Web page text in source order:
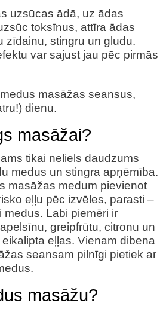
uzsūcas ādā, uz ādas
toksīnus, attīra ādas
zīdainu, stingru un gludu.
var sajust jau pēc pirmās
masāžas seansus,
dienu.
masāžai?
tikai neliels daudzums
medus un stingra apņēmība.
masāžas medum pievienot
eļļu pēc izvēles, parasti –
medus. Labi piemēri ir
greipfrūtu, citronu un
eļļas. Vienam dibena
seansam pilnīgi pietiek ar
masāžu?